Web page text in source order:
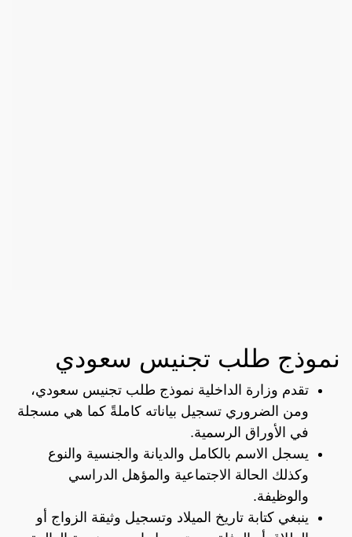
نموذج طلب تجنيس سعودي
تقدم وزارة الداخلية نموذج طلب تجنيس سعودي،
ومن الضروري تسجيل بياناته كاملةً كما هي مسجلة
في الأوراق الرسمية.
يسجل الاسم بالكامل والديانة والجنسية والنوع
وكذلك الحالة الاجتماعية والمؤهل الدراسي
والوظيفة.
ينبغي كتابة تاريخ الميلاد وتسجيل وثيقة الزواج أو